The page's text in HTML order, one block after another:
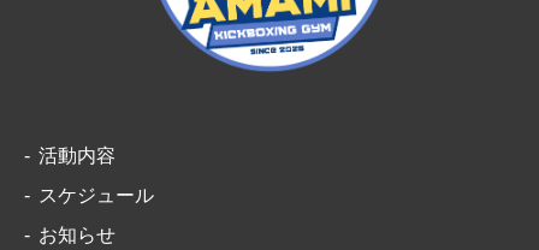
活動内容
スケジュール
お知らせ